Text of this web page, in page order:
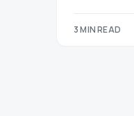
3 MIN READ